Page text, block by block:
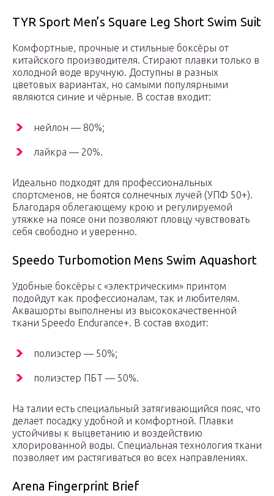
TYR Sport Men’s Square Leg Short Swim Suit
Комфортные, прочные и стильные боксёры от
китайского производителя. Стирают плавки только в
холодной воде вручную. Доступны в разных
цветовых вариантах, но самыми популярными
являются синие и чёрные. В состав входит:
нейлон — 80%;
лайкра — 20%.
Идеально подходят для профессиональных
спортсменов, не боятся солнечных лучей (УПФ 50+).
Благодаря облегающему крою и регулируемой
утяжке на поясе они позволяют пловцу чувствовать
себя свободно и уверенно.
Speedo Turbomotion Mens Swim Aquashort
Удобные боксёры с «электрическим» принтом
подойдут как профессионалам, так и любителям.
Аквашорты выполнены из высококачественной
ткани Speedo Endurance+. В состав входит:
полиэстер — 50%;
полиэстер ПБТ — 50%.
На талии есть специальный затягивающийся пояс, что
делает посадку удобной и комфортной. Плавки
устойчивы к выцветанию и воздействию
хлорированной воды. Специальная технология ткани
позволяет им растягиваться во всех направлениях.
Arena Fingerprint Brief